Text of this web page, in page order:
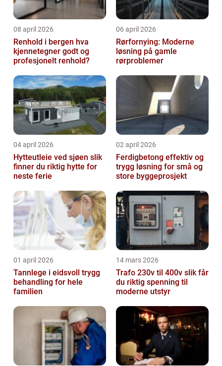
08 april 2026
Renhold i bergen hva
kjennetegner godt og
profesjonelt renhold?
06 april 2026
Rørfornying: Moderne
løsning på gamle
rørproblemer
04 april 2026
Hytteutleie ved sjøen slik
finner du riktig hytte for
neste ferie
02 april 2026
Ferdigbetong effektiv og
trygg løsning for små og
store byggeprosjekt
01 april 2026
Tannlege i eidsvoll trygg
behandling for hele
familien
14 mars 2026
Trafo 230v til 400v slik får
du riktig spenning til
moderne utstyr